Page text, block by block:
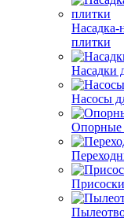
плитки
Насадки
Насосы
Опорные